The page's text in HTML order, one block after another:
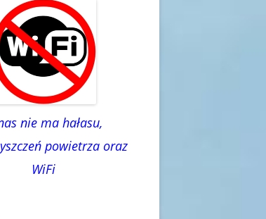
nie ma hałasu,
powietrza oraz
WiFi